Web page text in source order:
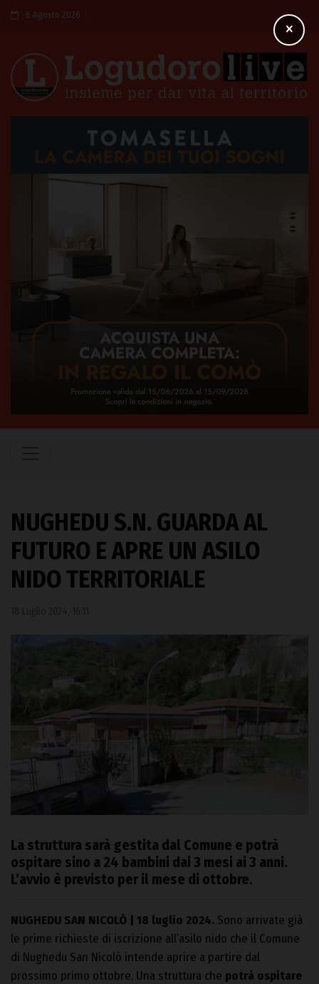
6 Agosto 2026
NUGHEDU S.N. GUARDA AL
FUTURO E APRE UN ASILO
NIDO TERRITORIALE
La struttura sarà gestita dal Comune e potrà
ospitare sino a 24 bambini dai 3 mesi ai 3 anni.
L’avvio è previsto per il mese di ottobre.
NUGHEDU SAN NICOLÒ | 18 luglio 2024. Sono arrivate già
le prime richieste di iscrizione all’asilo nido che il Comune
di Nughedu San Nicolò intende aprire a partire dal
prossimo primo ottobre. Una struttura che potrà ospitare
×